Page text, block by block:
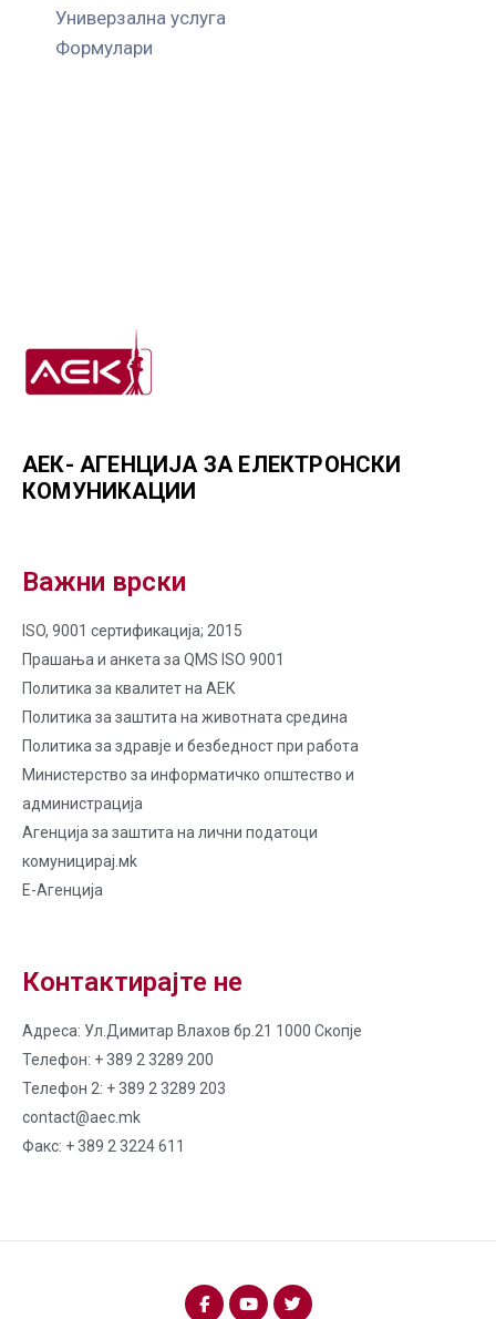
Универзална услуга
Формулари
АЕК- АГЕНЦИЈА ЗА ЕЛЕКТРОНСКИ
КОМУНИКАЦИИ
Важни врски
ISO, 9001 сертификација; 2015
Прашања и анкета за QMS ISO 9001
Политика за квалитет на AЕК
Политика за заштита на животната средина
Политика за здравје и безбедност при работа
Министерство за информатичко општество и
администрација
Агенција за заштита на лични податоци
комуницирај.мk
Е-Агенција
Контактирајте не
Адреса: Ул.Димитар Влахов бр.21 1000 Скопје
Телефон: + 389 2 3289 200
Телефон 2: + 389 2 3289 203
contact@aec.mk
Факс: + 389 2 3224 611